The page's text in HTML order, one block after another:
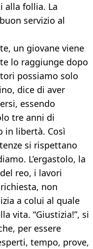
alla follia. La
servizio al
un giovane viene
lo raggiunge dopo
possiamo solo
dice di aver
essendo
tre anni di
in libertà. Così
si rispettano
L’ergastolo, la
reo, i lavori
non
a colui al quale
vita. “Giustizia!”, si
per essere
tempo, prove,